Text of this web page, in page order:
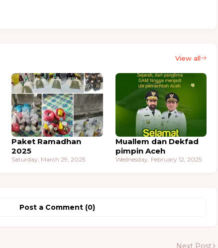
View all
Paket Ramadhan
2025
Saturday, March 29, 2025
Muallem dan Dekfad
pimpin Aceh
Wednesday, February 12, 2025
Post a Comment (0)
Next Post